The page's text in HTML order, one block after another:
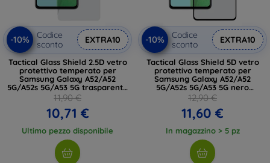
-10%
Codice
sconto
EXTRA10
Tactical Glass Shield 2.5D vetro
protettivo temperato per
Samsung Galaxy A52/A52
5G/A52s 5G/A53 5G trasparente
(57983107749)
11,90 €
10,71 €
Ultimo pezzo disponibile
-10%
Codice
sconto
EXTRA10
Tactical Glass Shield 5D vetro
protettivo temperato per
Samsung Galaxy A52/A52
5G/A52s 5G/A53 5G nero
(57983102434)
12,90 €
11,60 €
In magazzino > 5 pz